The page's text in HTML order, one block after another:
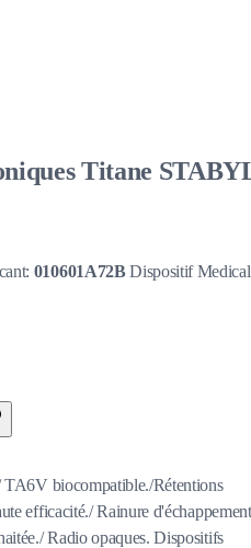
Titane
010601A72BDispositif
TA6V biocompatible./Rétentions
efficacité./ Rainure
Radio opaques. Dispositifs